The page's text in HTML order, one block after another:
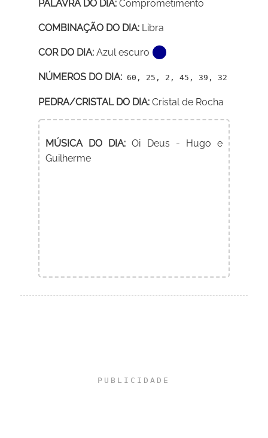
PALAVRA DO DIA: Comprometimento
COMBINAÇÃO DO DIA: Libra
COR DO DIA: Azul escuro
NÚMEROS DO DIA: 60, 25, 2, 45, 39, 32
PEDRA/CRISTAL DO DIA: Cristal de Rocha
MÚSICA DO DIA: Oi Deus - Hugo e
Guilherme